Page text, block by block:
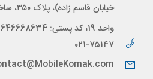
خیابان
واحد 19، کد پستی: 1646668634
۰۲۱-۷۵۱۴۷